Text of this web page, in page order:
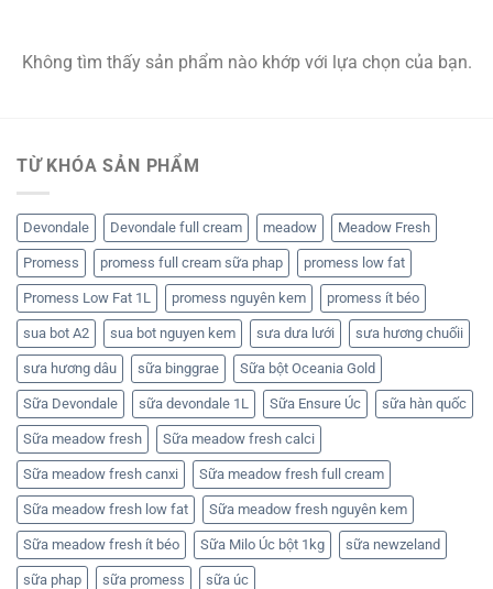
Không tìm thấy sản phẩm nào khớp với lựa chọn của bạn.
TỪ KHÓA SẢN PHẨM
Devondale Devondale full cream meadow Meadow Fresh
Promess promess full cream sữa phap promess low fat
Promess Low Fat 1L promess nguyên kem promess ít béo
sua bot A2 sua bot nguyen kem sưa dưa lưới sưa hương chuốii
sưa hương dâu sữa binggrae Sữa bột Oceania Gold
Sữa Devondale sữa devondale 1L Sữa Ensure Úc sữa hàn quốc
Sữa meadow fresh Sữa meadow fresh calci
Sữa meadow fresh canxi Sữa meadow fresh full cream
Sữa meadow fresh low fat Sữa meadow fresh nguyên kem
Sữa meadow fresh ít béo Sữa Milo Úc bột 1kg sữa newzeland
sữa phap sữa promess sữa úc